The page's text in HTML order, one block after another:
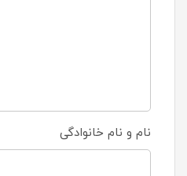
نام و نام خانوادگی